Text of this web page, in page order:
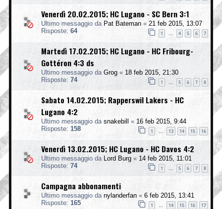
Venerdì 20.02.2015; HC Lugano - SC Bern 3:1
Ultimo messaggio da Pat Bateman « 21 feb 2015, 13:07
Risposte: 64 1 … 4 5 6 7
Martedì 17.02.2015; HC Lugano - HC Fribourg-
Gottéron 4:3 ds
Ultimo messaggio da Grog « 18 feb 2015, 21:30
Risposte: 74 1 … 5 6 7 8
Sabato 14.02.2015; Rapperswil Lakers - HC
Lugano 4:2
Ultimo messaggio da snakebill « 16 feb 2015, 9:44
Risposte: 158 1 … 13 14 15 16
Venerdì 13.02.2015; HC Lugano - HC Davos 4:2
Ultimo messaggio da Lord Burg « 14 feb 2015, 11:01
Risposte: 74 1 … 5 6 7 8
Campagna abbonamenti
Ultimo messaggio da nylanderfan « 6 feb 2015, 13:41
Risposte: 165 1 … 14 15 16 17